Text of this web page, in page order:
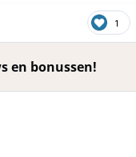
1
en bonussen!